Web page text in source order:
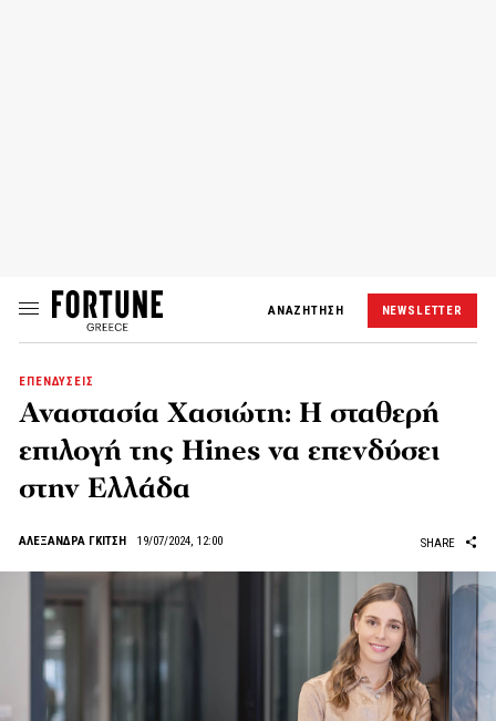
ΑΝΑΖΗΤΗΣΗ NEWSLETTER
ΕΠΕΝΔΥΣΕΙΣ
Αναστασία Χασιώτη: Η σταθερή
επιλογή της Hines να επενδύσει
στην Ελλάδα
AΛΕΞΑΝΔΡΑ ΓΚΙΤΣΗ 19/07/2024, 12:00 SHARE